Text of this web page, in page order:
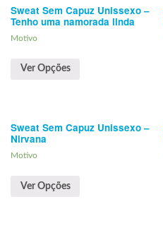
Sweat Sem Capuz Unissexo –
Tenho uma namorada linda
Motivo
Ver Opções
Sweat Sem Capuz Unissexo –
Nirvana
Motivo
Ver Opções